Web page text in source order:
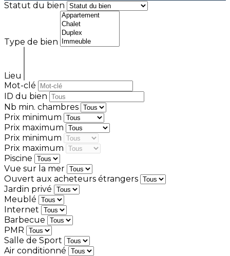
Statut du bien
Type de bien
Lieu
Mot-clé
ID du bien
Nb min. chambres
Prix minimum
Prix maximum
Prix minimum
Prix maximum
Piscine
Vue sur la mer
Ouvert aux acheteurs étrangers
Jardin privé
Meublé
Internet
Barbecue
PMR
Salle de Sport
Air conditionné